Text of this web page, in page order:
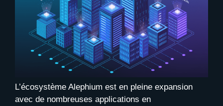
L’écosystème Alephium est en pleine expansion
avec de nombreuses applications en